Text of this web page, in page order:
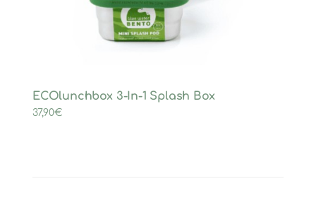
ECOlunchbox 3-In-1 Splash Box
37,90€